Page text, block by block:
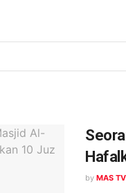
by MAS TV